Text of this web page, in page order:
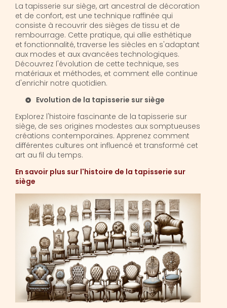
La tapisserie sur siège, art ancestral de décoration
et de confort, est une technique raffinée qui
consiste à recouvrir des sièges de tissu et de
rembourrage. Cette pratique, qui allie esthétique
et fonctionnalité, traverse les siècles en s'adaptant
aux modes et aux avancées technologiques.
Découvrez l'évolution de cette technique, ses
matériaux et méthodes, et comment elle continue
d'enrichir notre quotidien.
Evolution de la tapisserie sur siège
Explorez l'histoire fascinante de la tapisserie sur
siège, de ses origines modestes aux somptueuses
créations contemporaines. Apprenez comment
différentes cultures ont influencé et transformé cet
art au fil du temps.
En savoir plus sur l'histoire de la tapisserie sur
siège